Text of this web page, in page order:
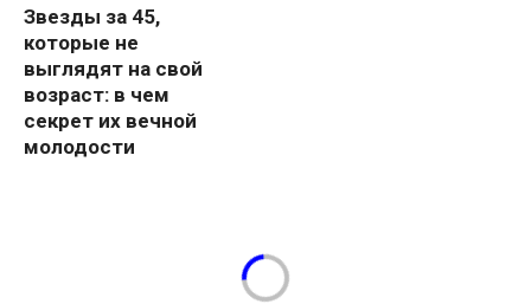
Звезды за 45,
которые не
выглядят на свой
возраст: в чем
секрет их вечной
молодости